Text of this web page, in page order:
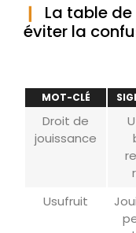
La table
éviter la
MOT-CLÉ
Droit de
jouissance
Usufruit